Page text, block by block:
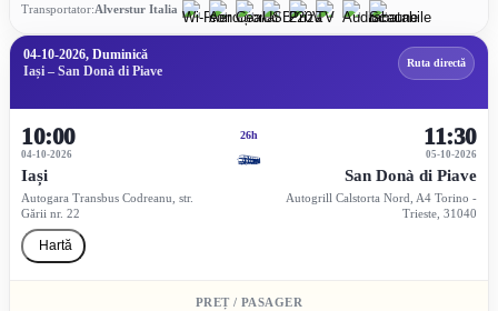
Transportator:Alverstur Italia
04-10-2026, Duminică
Iași – San Donà di Piave
Ruta directă
10:00
04-10-2026
Iași
Autogara Transbus Codreanu, str.
Gării nr. 22
Hartă
26h
05-10-2026
11:30
San Donà di Piave
Autogrill Calstorta Nord, A4 Torino -
Trieste, 31040
PREȚ / PASAGER